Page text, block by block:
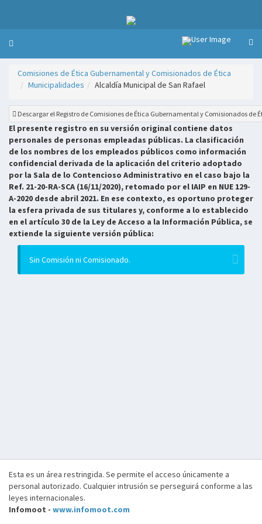
Comisiones de Ética Gubernamental y Comisionados de Ética
Municipalidades
Alcaldía Municipal de San Rafael
Descargar el Registro de Comisiones de Ética Gubernamental y Comisionados de
El presente registro en su versión original contiene datos
personales de personas empleadas públicas. La clasificación
de los nombres de los empleados públicos como información
confidencial derivada de la aplicación del criterio adoptado
por la Sala de lo Contencioso Administrativo en el caso bajo la
Ref. 21-20-RA-SCA (16/11/2020), retomado por el IAIP en NUE 129-
A-2020 desde abril 2021. En ese contexto, es oportuno proteger
la esfera privada de sus titulares y, conforme a lo establecido
en el artículo 30 de la Ley de Acceso a la Información Pública, se
extiende la siguiente versión pública:
Sin Comisión ni Comisionado.
Esta es un área restringida. Se permite el acceso únicamente a
personal autorizado. Cualquier intrusión se perseguirá conforme a las
leyes internacionales.
Infomoot - www.infomoot.com